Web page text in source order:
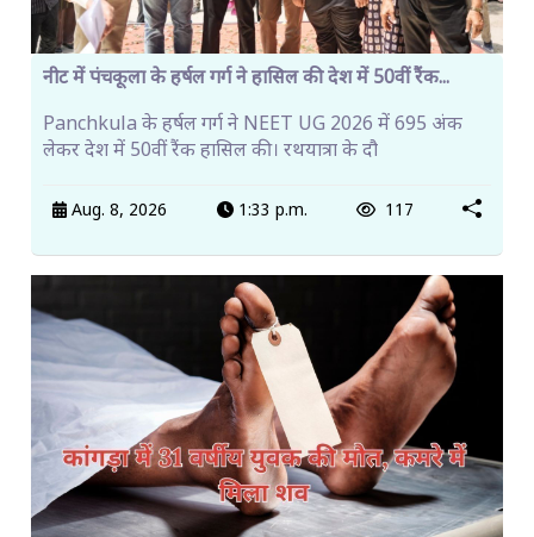
नीट में पंचकूला के हर्षल गर्ग ने हासिल की देश में 50वीं रैंक...
Panchkula के हर्षल गर्ग ने NEET UG 2026 में 695 अंक
लेकर देश में 50वीं रैंक हासिल की। रथयात्रा के दौ
Aug. 8, 2026 1:33 p.m. 117